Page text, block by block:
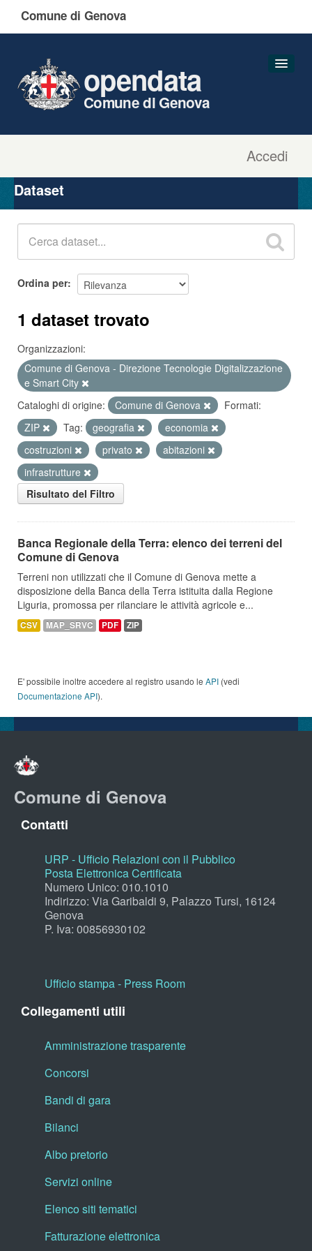
Comune di Genova
Accedi
opendata
Comune di Genova
Organizzazioni
Gruppi
Dataset
Ordina per
1 dataset trovato
Organizzazioni:
Comune di Genova - Direzione Tecnologie Digitalizzazione
e Smart City
Cataloghi di origine:
Comune di Genova
Formati:
ZIP
Tag: geografia
economia
costruzioni
privato
abitazioni
infrastrutture
Risultato del Filtro
Banca Regionale della Terra: elenco dei terreni del
Comune di Genova
Terreni non utilizzati che il Comune di Genova mette a
disposizione della Banca della Terra istituita dalla Regione
Liguria, promossa per rilanciare le attività agricole e...
CSV MAP_SRVC PDF ZIP
E' possibile inoltre accedere al registro usando le API (vedi
Documentazione API).
Comune di Genova
Contatti
URP - Ufficio Relazioni con il Pubblico
Posta Elettronica Certificata
Numero Unico: 010.1010
Indirizzo: Via Garibaldi 9, Palazzo Tursi, 16124
Genova
P. Iva: 00856930102
Ufficio stampa - Press Room
Collegamenti utili
Amministrazione trasparente
Concorsi
Bandi di gara
Bilanci
Albo pretorio
Servizi online
Elenco siti tematici
Fatturazione elettronica